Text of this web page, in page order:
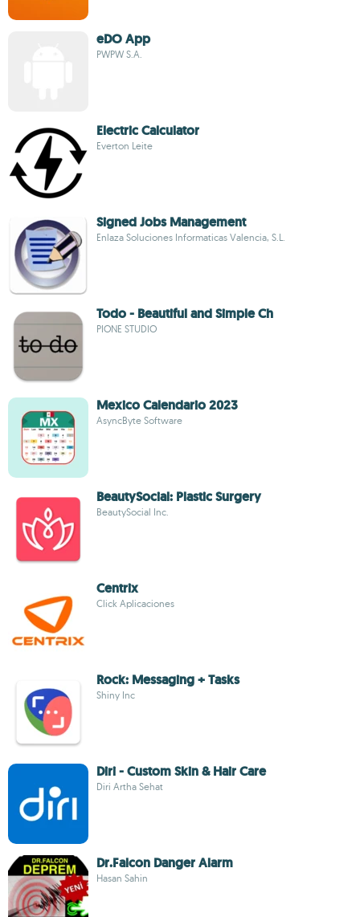
eDO App
PWPW S.A.
Electric Calculator
Everton Leite
Signed Jobs Management
Enlaza Soluciones Informaticas Valencia, S.L.
Todo - Beautiful and Simple Ch
PIONE STUDIO
Mexico Calendario 2023
AsyncByte Software
BeautySocial: Plastic Surgery
BeautySocial Inc.
Centrix
Click Aplicaciones
Rock: Messaging + Tasks
Shiny Inc
Diri - Custom Skin & Hair Care
Diri Artha Sehat
Dr.Falcon Danger Alarm
Hasan Sahin